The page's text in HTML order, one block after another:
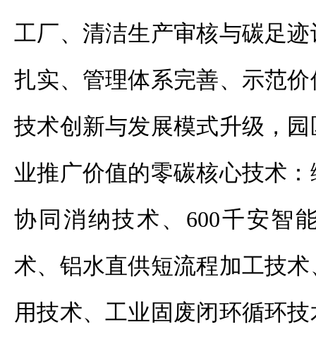
工厂、清洁生产审核与碳足
扎实、管理体系完善、示范
技术创新与发展模式升级，
业推广价值的零碳核心技术
协同消纳技术、600千安智
术、铝水直供短流程加工技
用技术、工业固废闭环循环